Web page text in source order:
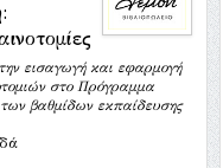
εισαγωγή και εφαρμογή
στο Πρόγραμμα
βαθμίδων εκπαίδευσης